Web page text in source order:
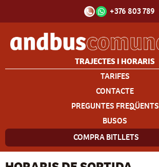
+376 803 789
TRAJECTES I HORARIS
TARIFES
CONTACTE
PREGUNTES FREQÜENTS
BUSOS
COMPRA BITLLETS